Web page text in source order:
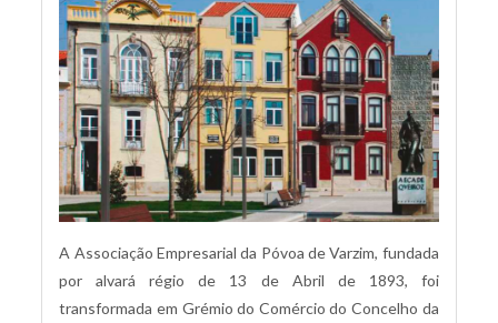
A Associação Empresarial da Póvoa de Varzim, fundada
por alvará régio de 13 de Abril de 1893, foi
transformada em Grémio do Comércio do Concelho da